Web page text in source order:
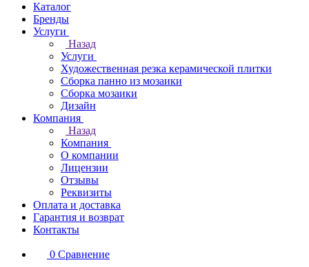
Каталог
Бренды
Услуги
Назад
Услуги
Художественная резка керамической плитки
Сборка панно из мозаики
Сборка мозаики
Дизайн
Компания
Назад
Компания
О компании
Лицензии
Отзывы
Реквизиты
Оплата и доставка
Гарантия и возврат
Контакты
0 Сравнение